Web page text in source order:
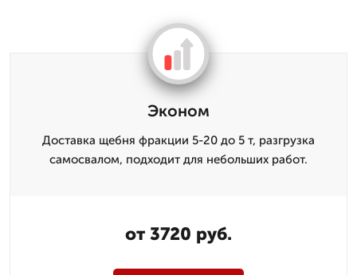
Эконом
Доставка щебня фракции 5-20 до 5 т, разгрузка
самосвалом, подходит для небольших работ.
от 3720 руб.